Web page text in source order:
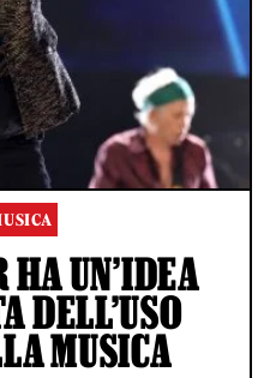
UN’IDEA
DELL’USO
MUSICA